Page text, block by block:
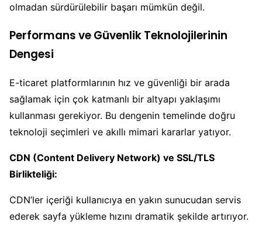
olmadan sürdürülebilir başarı mümkün değil.
Performans ve Güvenlik Teknolojilerinin
Dengesi
E-ticaret platformlarının hız ve güvenliği bir arada
sağlamak için çok katmanlı bir altyapı yaklaşımı
kullanması gerekiyor. Bu dengenin temelinde doğru
teknoloji seçimleri ve akıllı mimari kararlar yatıyor.
CDN (Content Delivery Network) ve SSL/TLS
Birlikteliği:
CDN’ler içeriği kullanıcıya en yakın sunucudan servis
ederek sayfa yükleme hızını dramatik şekilde artırıyor.